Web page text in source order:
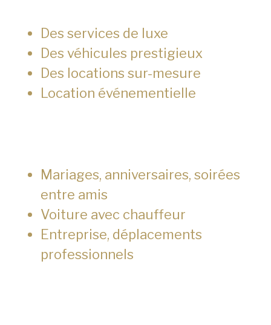
Des services de luxe
Des véhicules prestigieux
Des locations sur-mesure
Location événementielle
Mariages, anniversaires, soirées
entre amis
Voiture avec chauffeur
Entreprise, déplacements
professionnels